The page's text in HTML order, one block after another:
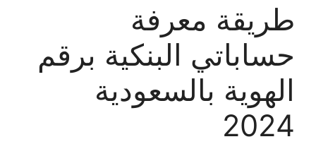
طريقة معرفة
حساباتي البنكية برقم
الهوية بالسعودية
2024